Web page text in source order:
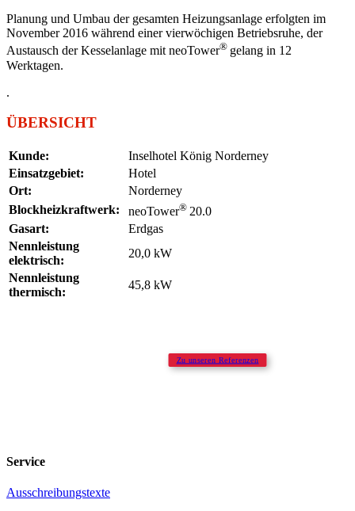
Planung und Umbau der gesamten Heizungsanlage erfolgten im
November 2016 während einer vierwöchigen Betriebsruhe, der
Austausch der Kesselanlage mit neoTower® gelang in 12
Werktagen.
.
ÜBERSICHT
Kunde:
Inselhotel König Norderney
Einsatzgebiet:
Hotel
Ort:
Norderney
Blockheizkraftwerk:
neoTower® 20.0
Gasart:
Erdgas
Nennleistung
elektrisch:
20,0 kW
Nennleistung
thermisch:
45,8 kW
Zu unseren Referenzen
Service
Ausschreibungstexte